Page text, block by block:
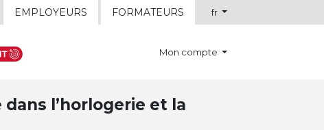
EMPLOYEURS FORMATEURS fr
Mon compte
l’horlogerie et la